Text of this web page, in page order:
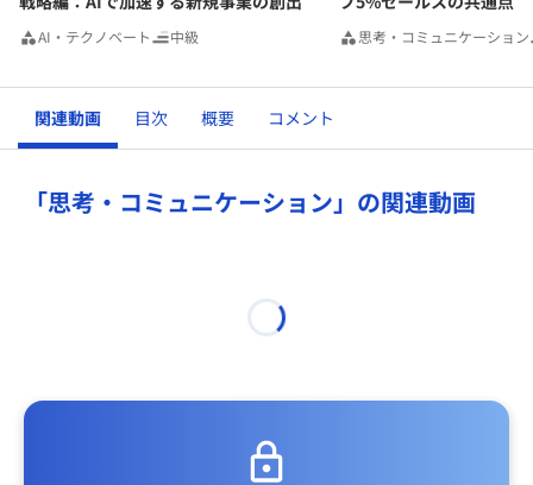
AI・テクノベート 中級 思考・コミュニケーション
関連動画 目次 概要 コメント
「思考・コミュニケーション」の関連動画